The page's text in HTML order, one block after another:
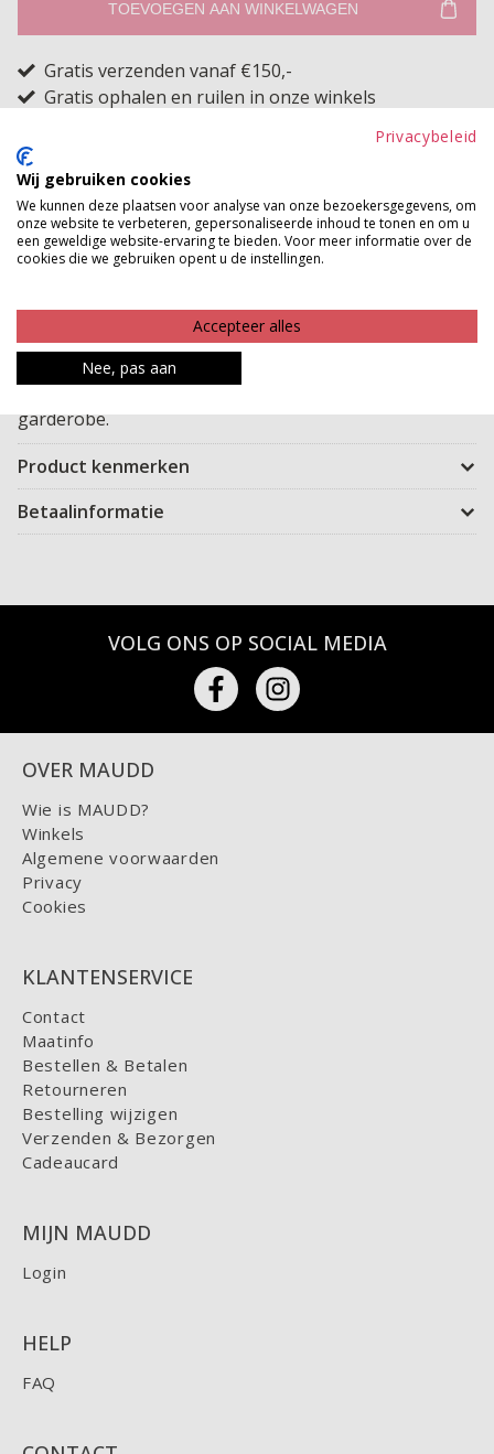
TOEVOEGEN AAN WINKELWAGEN
Gratis verzenden vanaf €150,-
Gratis ophalen en ruilen in onze winkels
Dit perfecte hemdje is ideaal om ergens onder te
dragen en voegt een leuk kleurtje toe aan de halslijn.
Het dunne materiaal valt soepel en draagt comfortabel,
bedekter zijn. Met dit hemdje voelt je outfit vaak veel
fijner en draag je iets minder bloot, zonder dat het bulk
toevoegt. Een onmisbaar basisitem voor elke
garderobe.
Product kenmerken
Betaalinformatie
VOLG ONS OP SOCIAL MEDIA
OVER MAUDD
Wie is MAUDD?
Winkels
Algemene voorwaarden
Privacy
Cookies
KLANTENSERVICE
Contact
Maatinfo
Bestellen & Betalen
Retourneren
Bestelling wijzigen
Verzenden & Bezorgen
Cadeaucard
MIJN MAUDD
Login
HELP
FAQ
Privacybeleid
Wij gebruiken cookies
We kunnen deze plaatsen voor analyse van onze bezoekersgegevens, om
onze website te verbeteren, gepersonaliseerde inhoud te tonen en om u
een geweldige website-ervaring te bieden. Voor meer informatie over de
cookies die we gebruiken opent u de instellingen.
Accepteer alles
Nee, pas aan